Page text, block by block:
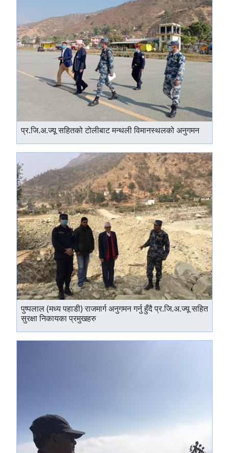
प्र.जि.अ.ज्यू सहितको टोलीबाट मन्थली विमानस्थलको अनुगमन
पुष्पलाल (मध्य पहाडी) राजमार्ग अनुगमन गर्नु हुँदै प्र.जि.अ.ज्यू सहित
सुरक्षा निकायका प्रमुखहरु